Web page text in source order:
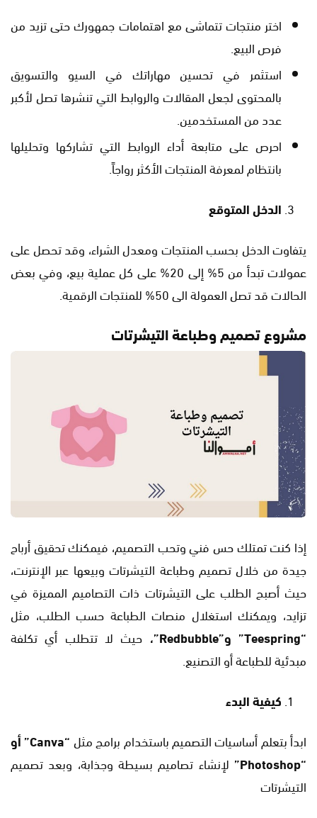
اختر منتجات تتماشى مع اهتمامات جمهورك حتى تزيد من
فرص البيع.
استثمر في تحسين مهاراتك في السيو والتسويق
بالمحتوى لجعل المقالات والروابط التي تنشرها تصل لأكبر
عدد من المستخدمين.
احرص على متابعة أداء الروابط التي تشاركها وتحليلها
بانتظام لمعرفة المنتجات الأكثر رواجاً.
الدخل المتوقع
يتفاوت الدخل بحسب المنتجات ومعدل الشراء، وقد تحصل على
عمولات تبدأ من 5% إلى 20% على كل عملية بيع، وفي بعض
الحالات قد تصل العمولة الى 50% للمنتجات الرقمية.
مشروع تصميم وطباعة التيشرتات
إذا كنت تمتلك حس فني وتحب التصميم، فيمكنك تحقيق أرباح
جيدة من خلال تصميم وطباعة التيشرتات وبيعها عبر الإنترنت،
حيث أصبح الطلب على التيشرتات ذات التصاميم المميزة في
تزايد، ويمكنك استغلال منصات الطباعة حسب الطلب، مثل
“Teespring” و”Redbubble”،
حيث لا تتطلب أي تكلفة
مبدئية للطباعة أو التصنيع.
كيفية البدء
ابدأ بتعلم أساسيات التصميم باستخدام برامج مثل
“Canva” أو
“Photoshop”
لإنشاء تصاميم بسيطة وجذابة، وبعد تصميم
التيشرتات